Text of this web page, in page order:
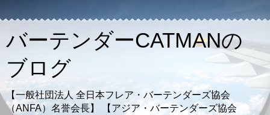
バーテンダーCATMANの
ブログ
【一般社団法人 全日本フレア・バーテンダーズ協会
（ANFA）名誉会長】 【アジア・バーテンダーズ協会